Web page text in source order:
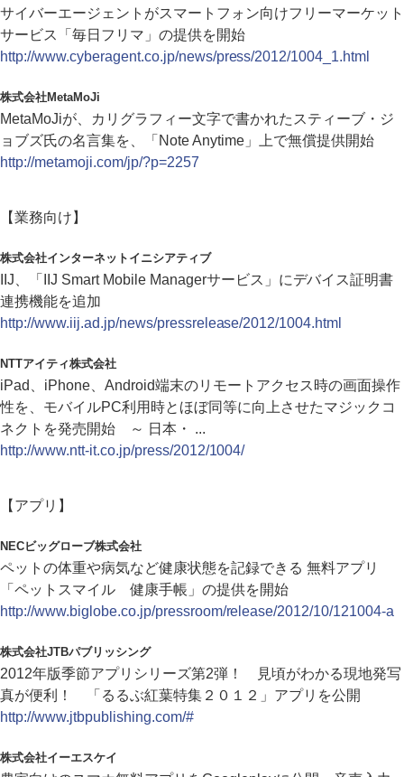
サイバーエージェントがスマートフォン向けフリーマーケット
サービス「毎日フリマ」の提供を開始
http://www.cyberagent.co.jp/news/press/2012/1004_1.html
株式会社MetaMoJi
MetaMoJiが、カリグラフィー文字で書かれたスティーブ・ジ
ョブズ氏の名言集を、「Note Anytime」上で無償提供開始
http://metamoji.com/jp/?p=2257
【業務向け】
株式会社インターネットイニシアティブ
IIJ、「IIJ Smart Mobile Managerサービス」にデバイス証明書
連携機能を追加
http://www.iij.ad.jp/news/pressrelease/2012/1004.html
NTTアイティ株式会社
iPad、iPhone、Android端末のリモートアクセス時の画面操作
性を、モバイルPC利用時とほぼ同等に向上させたマジックコ
ネクトを発売開始 ～ 日本・ ...
http://www.ntt-it.co.jp/press/2012/1004/
【アプリ】
NECビッグローブ株式会社
ペットの体重や病気など健康状態を記録できる 無料アプリ
「ペットスマイル 健康手帳」の提供を開始
http://www.biglobe.co.jp/pressroom/release/2012/10/121004-a
株式会社JTBパブリッシング
2012年版季節アプリシリーズ第2弾！ 見頃がわかる現地発写
真が便利！ 「るるぶ紅葉特集２０１２」アプリを公開
http://www.jtbpublishing.com/#
株式会社イーエスケイ